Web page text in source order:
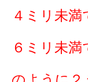
４ミリ未
６ミリ未